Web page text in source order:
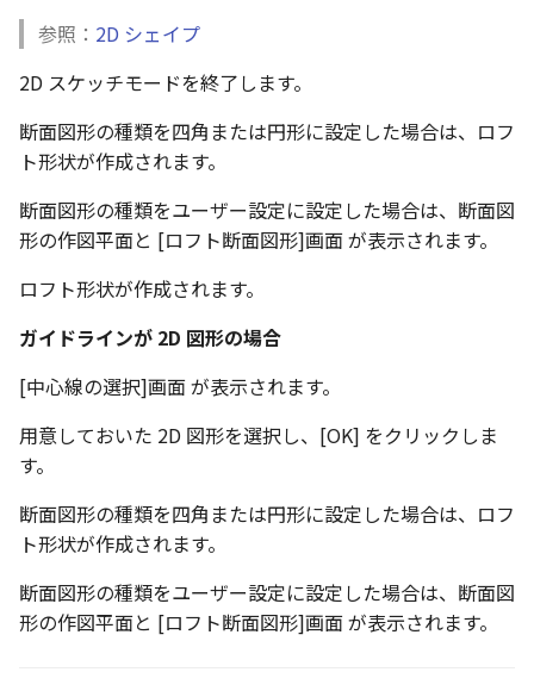
参照： 2D シェイプ
2D スケッチモードを終了します。
断面図形の種類を四角または円形に設定した場合は、ロフ
ト形状が作成されます。
断面図形の種類をユーザー設定に設定した場合は、断面図
形の作図平面と [ロフト断面図形]画面 が表示されます。
ロフト形状が作成されます。
ガイドラインが 2D 図形の場合
[中心線の選択]画面 が表示されます。
用意しておいた 2D 図形を選択し、[OK] をクリックしま
す。
断面図形の種類を四角または円形に設定した場合は、ロフ
ト形状が作成されます。
断面図形の種類をユーザー設定に設定した場合は、断面図
形の作図平面と [ロフト断面図形]画面 が表示されます。